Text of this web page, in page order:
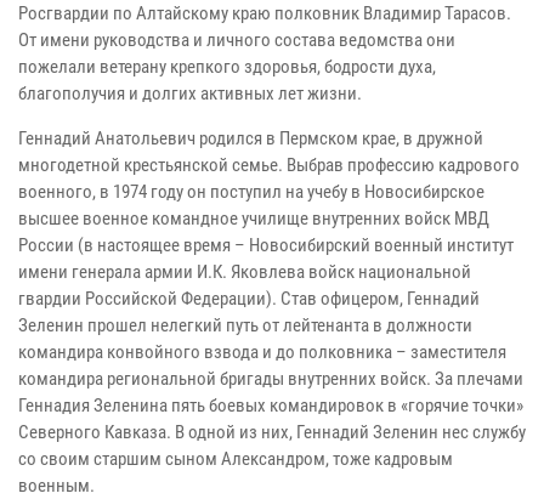
Росгвардии по Алтайскому краю полковник Владимир Тарасов.
От имени руководства и личного состава ведомства они
пожелали ветерану крепкого здоровья, бодрости духа,
благополучия и долгих активных лет жизни.
Геннадий Анатольевич родился в Пермском крае, в дружной
многодетной крестьянской семье. Выбрав профессию кадрового
военного, в 1974 году он поступил на учебу в Новосибирское
высшее военное командное училище внутренних войск МВД
России (в настоящее время – Новосибирский военный институт
имени генерала армии И.К. Яковлева войск национальной
гвардии Российской Федерации). Став офицером, Геннадий
Зеленин прошел нелегкий путь от лейтенанта в должности
командира конвойного взвода и до полковника – заместителя
командира региональной бригады внутренних войск. За плечами
Геннадия Зеленина пять боевых командировок в «горячие точки»
Северного Кавказа. В одной из них, Геннадий Зеленин нес службу
со своим старшим сыном Александром, тоже кадровым
военным.